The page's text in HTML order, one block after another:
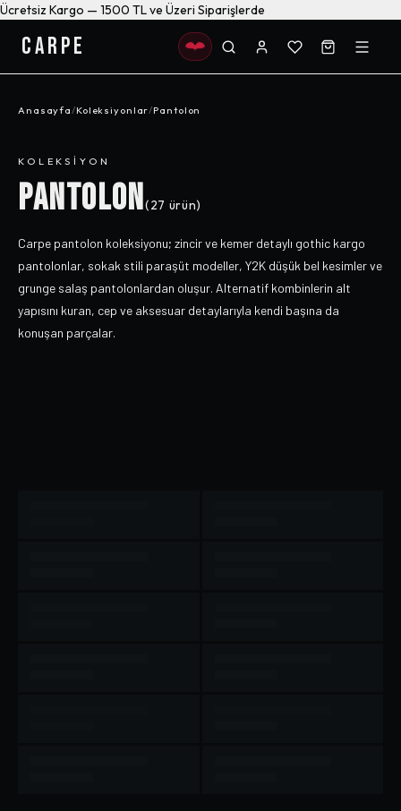
Ücretsiz Kargo — 1500 TL ve Üzeri Siparişlerde
CARPE
Anasayfa/Koleksiyonlar/Pantolon
KOLEKSIYON
PANTOLON(27 ürün)
Carpe pantolon koleksiyonu; zincir ve kemer detaylı gothic kargo
pantolonlar, sokak stili paraşüt modeller, Y2K düşük bel kesimler ve
grunge salaş pantolonlardan oluşur. Alternatif kombinlerin alt
yapısını kuran, cep ve aksesuar detaylarıyla kendi başına da
konuşan parçalar.